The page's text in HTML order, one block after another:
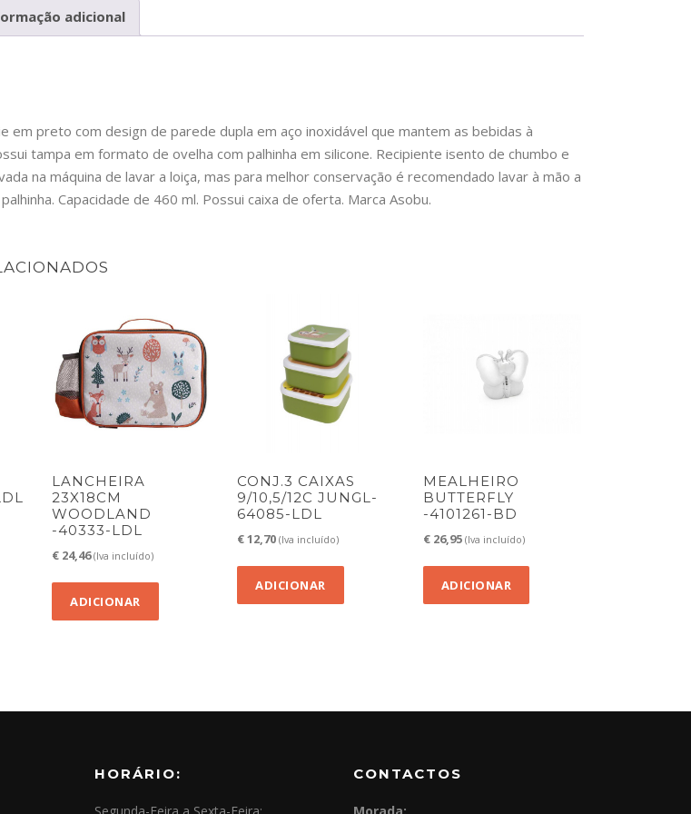
adicional
em preto com design de parede dupla em aço inoxidável que mantem as bebidas à
tampa em formato de ovelha com palhinha em silicone. Recipiente isento de chumbo e
na máquina de lavar a loiça, mas para melhor conservação é recomendado lavar à mão a
Capacidade de 460 ml. Possui caixa de oferta. Marca Asobu.
LANCHEIRA
23X18CM
WOODLAND
-40333-LDL
€ 24,46 (Iva incluído)
ADICIONAR
CONJ.3 CAIXAS
9/10,5/12C JUNGL-
64085-LDL
€12,70 (Iva incluído)
ADICIONAR
MEALHEIRO
BUTTERFLY
-4101261-BD
€26,95 (Iva incluído)
ADICIONAR
HORÁRIO: CONTACTOS